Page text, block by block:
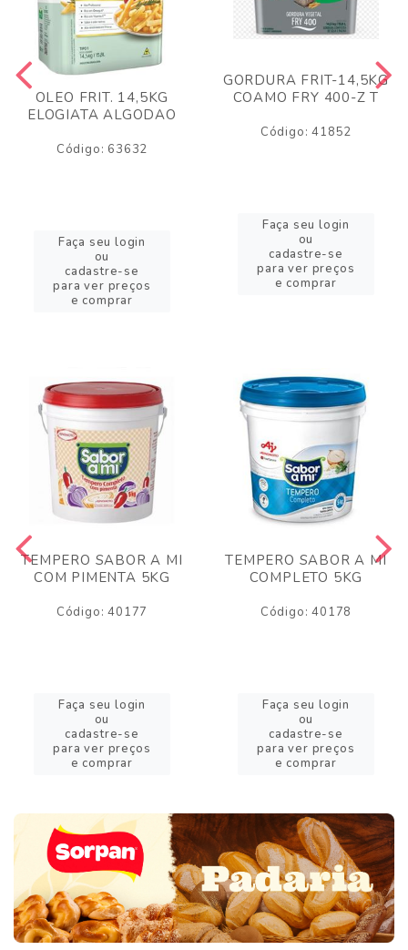
OLEO FRIT. 14,5KG
ELOGIATA ALGODAO
Código: 63632
Faça seu login
ou
cadastre-se
para ver preços
e comprar
GORDURA FRIT-14,5KG
COAMO FRY 400-Z T
Código: 41852
Faça seu login
ou
cadastre-se
para ver preços
e comprar
TEMPERO SABOR A MI
COM PIMENTA 5KG
Código: 40177
Faça seu login
ou
cadastre-se
para ver preços
e comprar
TEMPERO SABOR A MI
COMPLETO 5KG
Código: 40178
Faça seu login
ou
cadastre-se
para ver preços
e comprar